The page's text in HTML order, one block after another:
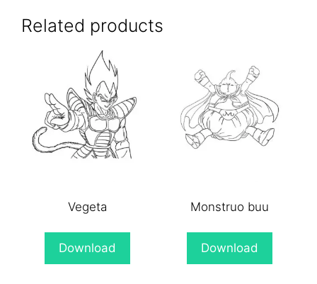
(Twitter)
Related products
Vegeta
Download
Monstruo buu
Download